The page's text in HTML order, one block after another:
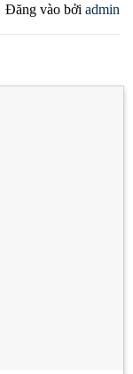
Đăng vào bởi admin